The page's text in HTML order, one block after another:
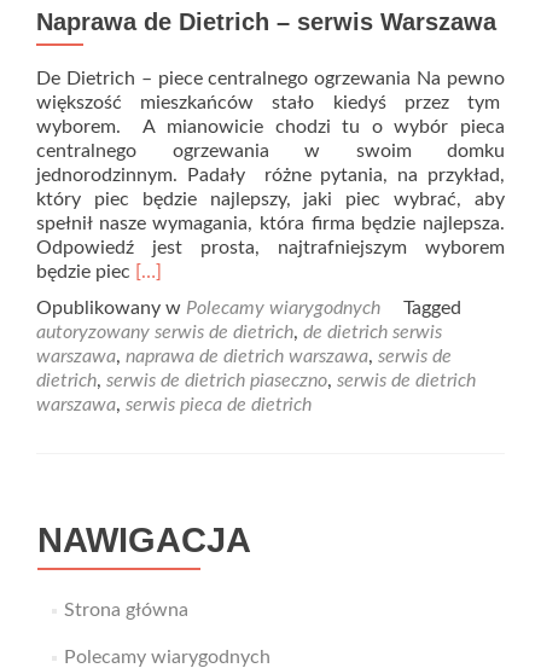
Naprawa de Dietrich – serwis Warszawa
De Dietrich – piece centralnego ogrzewania Na pewno
większość mieszkańców stało kiedyś przez tym
wyborem. A mianowicie chodzi tu o wybór pieca
centralnego ogrzewania w swoim domku
jednorodzinnym. Padały różne pytania, na przykład,
który piec będzie najlepszy, jaki piec wybrać, aby
spełnił nasze wymagania, która firma będzie najlepsza.
Odpowiedź jest prosta, najtrafniejszym wyborem
będzie piec Read
about
Naprawa
de
Dietrich
–
[…]
Opublikowany w Polecamy wiarygodnych
Tagged
autoryzowany serwis de dietrich, de dietrich serwis
warszawa, naprawa de dietrich warszawa, serwis de
dietrich, serwis de dietrich piaseczno, serwis de dietrich
warszawa, serwis pieca de dietrich
NAWIGACJA
Strona główna
Polecamy wiarygodnych